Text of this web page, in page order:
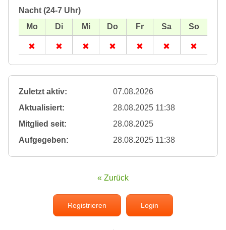
Nacht (24-7 Uhr)
Zuletzt aktiv:
07.08.2026
Aktualisiert:
28.08.2025 11:38
Mitglied seit:
28.08.2025
Aufgegeben:
28.08.2025 11:38
« Zurück
Registrieren Login